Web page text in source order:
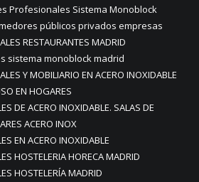
Profesionales Sistema Monoblock
públicos privados empresas
RESTAURANTES MADRID
sistema monoblock madrid
Y MOBILIARIO EN ACERO INOXIDABLE
EN HOGARES
DE ACERO INOXIDABLE. SALAS DE
ACERO INOX
EN ACERO INOXIDABLE
HOSTELERIA HORECA MADRID
HOSTELERÍA MADRID